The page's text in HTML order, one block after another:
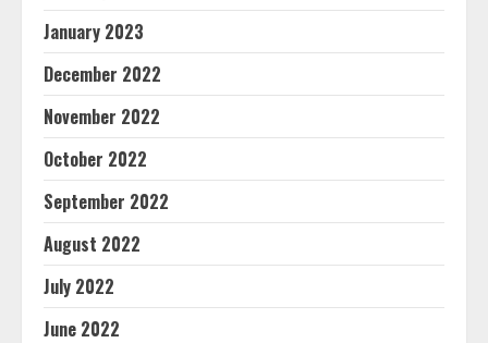
January 2023
December 2022
November 2022
October 2022
September 2022
August 2022
July 2022
June 2022